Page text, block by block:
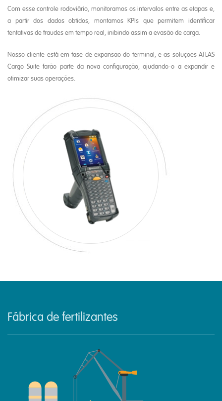
Com esse controle rodoviário, monitoramos os intervalos entre as etapas e,
a partir dos dados obtidos, montamos KPIs que permitem identificar
tentativas de fraudes em tempo real, inibindo assim a evasão de carga.
Nosso cliente está em fase de expansão do terminal, e as soluções ATLAS
Cargo Suite farão parte da nova configuração, ajudando-o a expandir e
otimizar suas operações.
Fábrica de fertilizantes